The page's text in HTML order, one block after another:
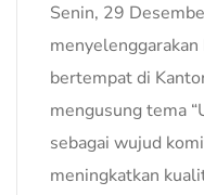
Senin, 29
bertempat di
mengusung tema
sebagai wujud
meningkatkan